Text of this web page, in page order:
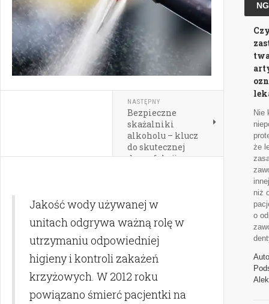
NASTĘPNY
Bezpieczne
skażalniki
alkoholu – klucz
do skutecznej
dezynfekcji
Jakość wody używanej w
unitach odgrywa ważną rolę w
utrzymaniu odpowiedniej
higieny i kontroli zakażeń
krzyżowych. W 2012 roku
powiązano śmierć pacjentki na
Nie
że
niż
o